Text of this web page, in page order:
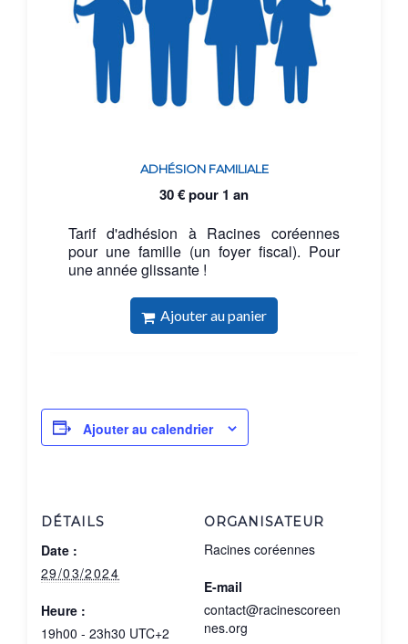
ADHÉSION FAMILIALE
30€pour 1 an
Tarif d'adhésion à Racines coréennes
pour une famille (un foyer fiscal). Pour
une année glissante !
Ajouter au panier
Ajouter au calendrier
DÉTAILS
Date :
29/03/2024
Heure :
19h00 - 23h30 UTC+2
ORGANISATEUR
Racines coréennes
E-mail
contact@racinescoreen
nes.org